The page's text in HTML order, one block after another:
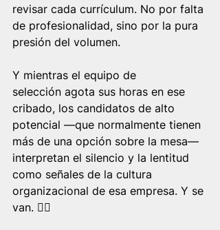
revisar cada currículum. No por falta
de profesionalidad, sino por la pura
presión del volumen.
Y mientras el equipo de
selección agota sus horas en ese
cribado, los candidatos de alto
potencial —que normalmente tienen
más de una opción sobre la mesa—
interpretan el silencio y la lentitud
como señales de la cultura
organizacional de esa empresa. Y se
van. 🤷‍♀️